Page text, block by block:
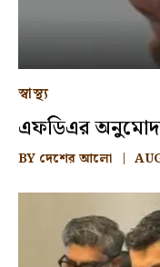
স্বাস্থ্য
এফডিএর
BY দেশের আলো